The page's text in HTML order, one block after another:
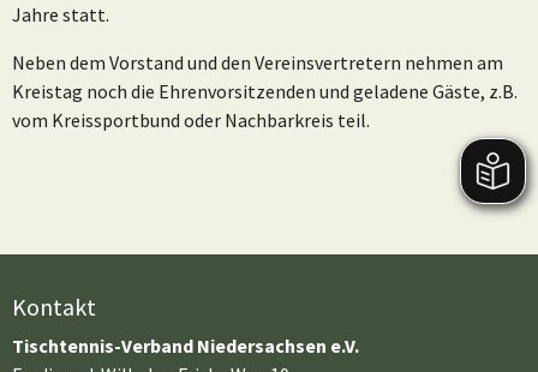
Jahre statt.
Neben dem Vorstand und den Vereinsvertretern nehmen am
Kreistag noch die Ehrenvorsitzenden und geladene Gäste, z.B.
vom Kreissportbund oder Nachbarkreis teil.
Kontakt
Tischtennis-Verband Niedersachsen e.V.